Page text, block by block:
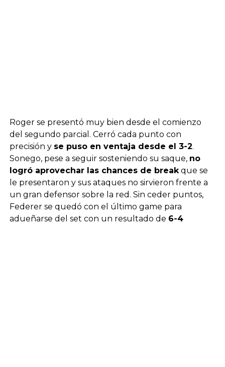
Roger se presentó muy bien desde el comienzo
del segundo parcial. Cerró cada punto con
precisión y se puso en ventaja desde el 3-2.
Sonego, pese a seguir sosteniendo su saque, no
logró aprovechar las chances de breakque se
le presentaron y sus ataques no sirvieron frente a
un gran defensor sobre la red. Sin ceder puntos,
Federer se quedó con el último game para
adueñarse del set con un resultado de 6-4